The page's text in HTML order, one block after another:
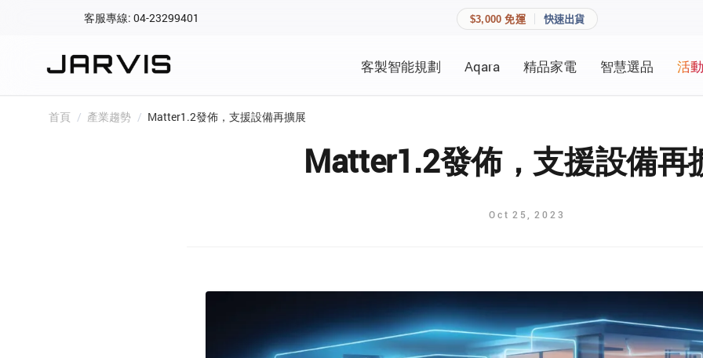
客服專線: 04-23299401 $3,000 免運 快速出貨
客製智能規劃 Aqara 精品家電 智慧選品 活
首頁 / 產業趨勢 / Matter1.2發佈，支援設備再擴展
Matter1.2發佈，支援設備再
Oct 25 2023
快速連結
智能門鎖
建立新帳號
會員資料管理